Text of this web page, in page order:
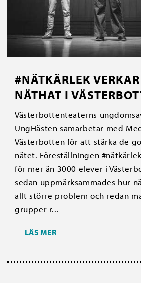
#NÄTKÄRLEK
NÄTHAT I
Västerbottenteaterns
UngHästen samarbetar med
Västerbotten för att stärka de
nätet. Föreställningen
för mer än 3000 elever i
sedan uppmärksammades hur
allt större problem och redan
grupper r...
LÄS MER